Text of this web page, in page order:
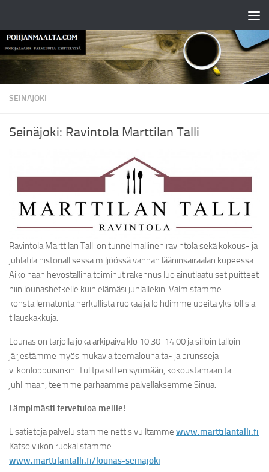
SEINÄJOKI
Seinäjoki: Ravintola Marttilan Talli
Ravintola Marttilan Talli on tunnelmallinen ravintola sekä kokous- ja
juhlatila historiallisessa miljöössä vanhan lääninsairaalan kupeessa.
Aikoinaan hevostallina toiminut rakennus luo ainutlaatuiset puitteet
niin lounashetkelle kuin elämäsi juhlallekin. Valmistamme
konstailematonta herkullista ruokaa ja loihdimme upeita yksilöllisiä
tilauskakkuja.
Lounas on tarjolla joka arkipäivä klo 10.30-14.00 ja silloin tällöin
järjestämme myös mukavia teemalounaita- ja brunsseja
viikonloppuisinkin. Tulitpa sitten syömään, kokoustamaan tai
juhlimaan, teemme parhaamme palvellaksemme Sinua.
Lämpimästi tervetuloa meille!
Lisätietoja palveluistamme nettisivuiltamme www.marttilantalli.fi
Katso viikon ruokalistamme
www.marttilantalli.fi/lounas-seinajoki